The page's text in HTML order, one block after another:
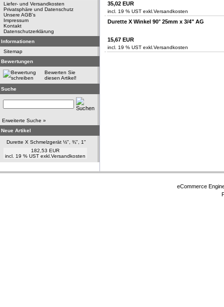
Liefer- und Versandkosten
Privatsphäre und Datenschutz
Unsere AGB's
Impressum
Kontakt
Datenschutzerklärung
Informationen
Sitemap
Bewertungen
Bewerten Sie
diesen Artikel!
Suche
Erweiterte Suche »
Neue Artikel
Durette X Schmelzgerät ½", ¾", 1"
182,53 EUR
incl. 19 % UST exkl. Versandkosten
35,02 EUR
incl. 19 % UST exkl. Versandkosten
Durette X Winkel 90° 25mm x 3/4" AG
15,67 EUR
incl. 19 % UST exkl. Versandkosten
eCommerce